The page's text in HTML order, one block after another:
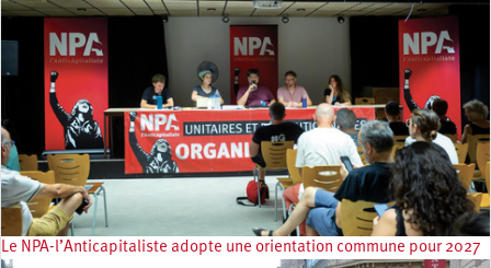
Le NPA-l’Anticapitaliste adopte une orientation commune pour 2027